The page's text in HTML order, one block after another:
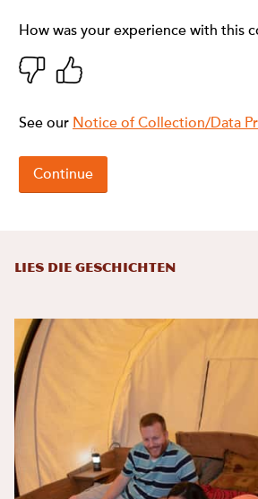
LIES DIE GESCHICHTEN